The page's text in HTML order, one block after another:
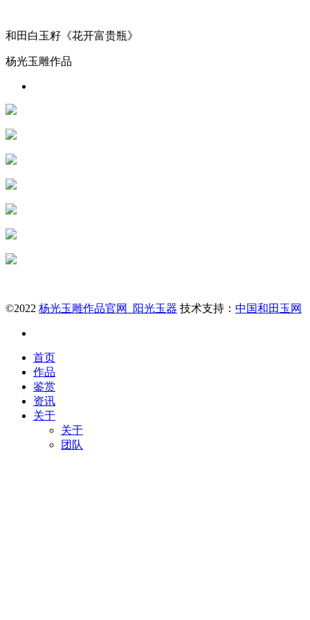
和田白玉籽《花开富贵瓶》
杨光玉雕作品
©2022 杨光玉雕作品官网_阳光玉器 技术支持： 中国和田玉网
首页
作品
鉴赏
资讯
关于
关于
团队